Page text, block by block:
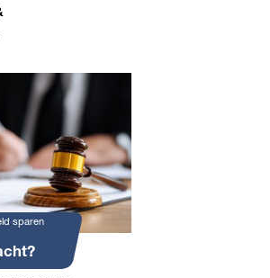
sparen